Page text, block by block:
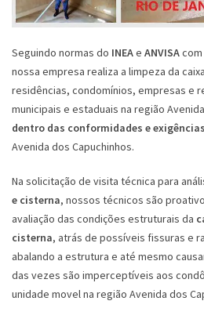
Seguindo normas do INEAe ANVISA
nossa empresa realiza a limpeza da
residências, condomínios, empresas e
municipais e estaduais na região
dentro das conformidades e
Avenida dos Capuchinhos.
Na solicitação de visita técnica para
e cisterna, nossos técnicos são
avaliação das condições estruturais da
cisterna, atrás de possíveis fissuras e
abalando a estrutura e até mesmo
das vezes são imperceptíveis aos
unidade movel na região Avenida dos